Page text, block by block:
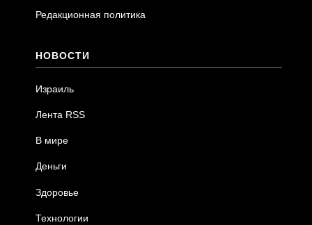
Редакционная политика
НОВОСТИ
Израиль
Лента RSS
В мире
Деньги
Здоровье
Технологии